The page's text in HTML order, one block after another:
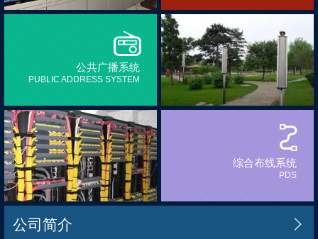
公共广播系统
PUBLIC ADDRESS SYSTEM
综合布线系统
PDS
公司简介 